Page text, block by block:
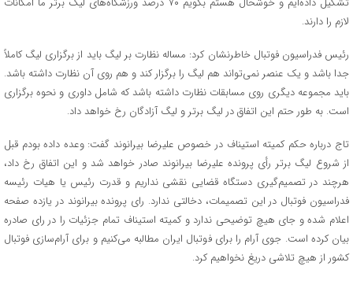
لازم را دارند.
رئیس فدراسیون فوتبال خاطرنشان کرد: مساله نظارت بر لیگ باید از برگزاری لیگ کاملاً
جدا باشد و یک عنصر نمی‌تواند هم لیگ را برگزار کند و هم روی آن نظارت داشته باشد.
باید مجموعه دیگری روی مسابقات نظارت داشته باشد که شامل داوری و نحوه برگزاری
است. به طور حتم این اتفاق در لیگ برتر و لیگ آزادگان رخ خواهد داد.
تاج درباره حکم کمیته استیناف در خصوص علیرضا بیرانوند گفت: وعده داده بودم قبل
از شروع لیگ برتر رأی پرونده علیرضا بیرانوند صادر خواهد شد و این اتفاق رخ داد،
هرچند در تصمیم‌گیری دستگاه قضایی نقشی نداریم و قدرت رئیس یا هیات رئیسه
فدراسیون فوتبال در این تصمیمات، دخالتی ندارد. رای پرونده بیرانوند در یازده صفحه
اعلام شده و جای هیچ توضیحی ندارد و کمیته استیناف تمام جزئیات را در رای صادره
بیان کرده است. جوی آرام را برای فوتبال ایران مطالبه می‌کنیم و برای آرام‌سازی فوتبال
کشور از هیچ تلاشی دریغ نخواهیم کرد.